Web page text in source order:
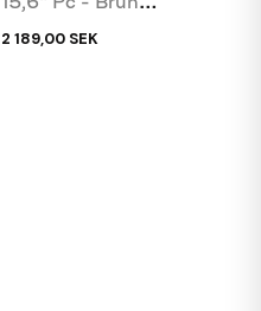
2 189,00 SEK